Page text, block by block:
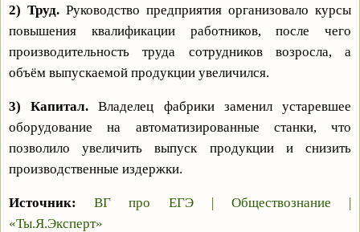
2) Труд. Руководство предприятия организовало курсы
повышения квалификации работников, после чего
производительность труда сотрудников возросла, а
объём выпускаемой продукции увеличился.
3) Капитал.Владелец фабрики заменил устаревшее
оборудование на автоматизированные станки, что
позволило увеличить выпуск продукции и снизить
производственные издержки.
Источник:
ВГ про ЕГЭ | Обществознание |
«Ты.Я.Эксперт»